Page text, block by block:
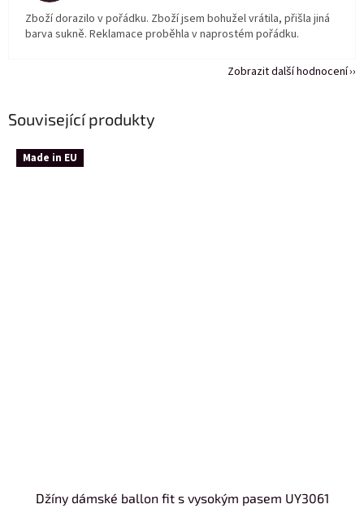
Související produkty
Made in EU
Džíny dámské ballon fit s vysokým pasem UY3061
Zboží dorazilo v pořádku. Zboží jsem bohužel vrátila, přišla jiná
barva sukně. Reklamace proběhla v naprostém pořádku.
Zobrazit další hodnocení